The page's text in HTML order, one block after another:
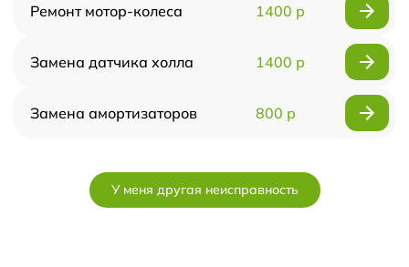
Ремонт мотор-колеса 1400 р
Замена датчика холла 1400 р
Замена амортизаторов 800 р
У меня другая неисправность